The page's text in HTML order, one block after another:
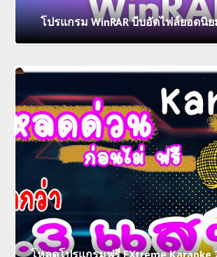
โปรแกรม WinRAR บีบอัดไฟล์ยอดนิ
โหลดโปรแกรมฟรี EXtreme Karaoke